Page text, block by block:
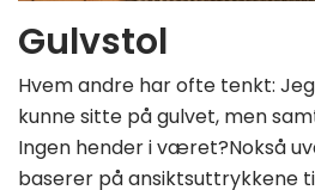
Gulvstol
Hvem andre har ofte tenkt:
kunne sitte på gulvet, men
Ingen hender i været?Nokså
baserer på ansiktsuttrykkene